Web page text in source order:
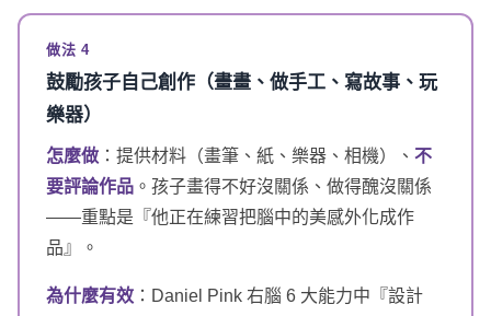
做法 4
鼓勵孩子自己創作（畫畫、做手工、寫故事、玩
樂器）
怎麼做 ：提供材料（畫筆、紙、樂器、相機）、 不
要評論作品 。孩子畫得不好沒關係、做得醜沒關係
——重點是『他正在練習把腦中的美感外化成作
品』。
為什麼有效 ：Daniel Pink 右腦 6 大能力中『設計